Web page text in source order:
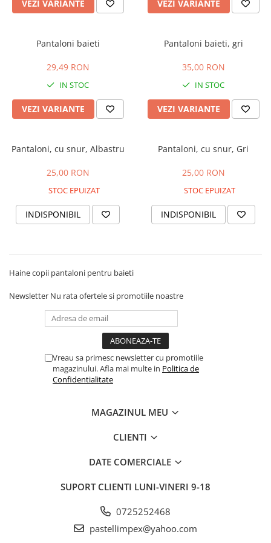
Veste bebe
Bluze si pulovere
Hainute bumbac organic
Veste bebe
Babetele
Articole mamici
Jucarii tip Montessori
Jucarii de nisip
Trotinete si biciclete
Carucioare papusi
Adidasi
VEZI VARIANTE VEZI VARIANTE
Pantaloni baieti
29,49 RON
IN STOC
VEZI VARIANTE
Pantaloni baieti, gri
35,00 RON
IN STOC
VEZI VARIANTE
Pantaloni, cu snur, Albastru
25,00 RON
STOC EPUIZAT
INDISPONIBIL
Pantaloni, cu snur, Gri
25,00 RON
STOC EPUIZAT
INDISPONIBIL
Haine copii pantaloni pentru baieti
Newsletter Nu rata ofertele si promotiile noastre
Vreau sa primesc newsletter cu promotiile
magazinului. Afla mai multe in Politica de
Confidentialitate
MAGAZINUL MEU
CLIENTI
DATE COMERCIALE
SUPORT CLIENTI LUNI-VINERI 9-18
0725252468
pastellimpex@yahoo.com